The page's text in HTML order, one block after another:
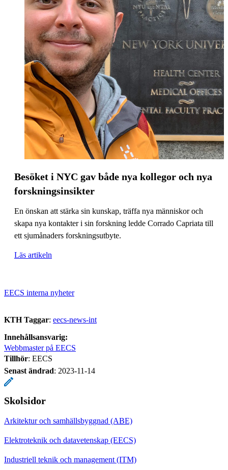
Besöket i NYC gav både nya kollegor och nya
forskningsinsikter
En önskan att stärka sin kunskap, träffa nya människor och
skapa nya kontakter i sin forskning ledde Corrado Capriata till
ett sjumånaders forskningsutbyte.
Läs artikeln
EECS interna nyheter
KTH Taggar: eecs-news-int
Innehållsansvarig:
Webbmaster på EECS
Tillhör: EECS
Senast ändrad: 2023-11-14
Skolsidor
Arkitektur och samhällsbyggnad (ABE)
Elektroteknik och datavetenskap (EECS)
Industriell teknik och management (ITM)